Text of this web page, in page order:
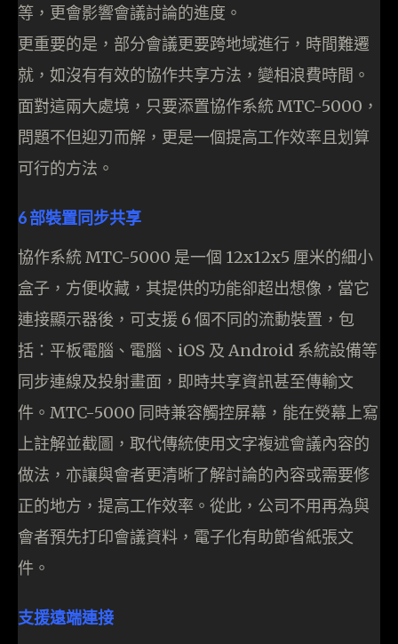
等，更會影響會議討論的進度。
更重要的是，部分會議更要跨地域進行，時間難遷
就，如沒有有效的協作共享方法，變相浪費時間。
面對這兩大處境，只要添置協作系統 MTC-5000，
問題不但迎刃而解，更是一個提高工作效率且划算
可行的方法。
6 部裝置同步共享
協作系統 MTC-5000 是一個 12x12x5 厘米的細小
盒子，方便收藏，其提供的功能卻超出想像，當它
連接顯示器後，可支援 6 個不同的流動裝置，包
括：平板電腦、電腦、iOS 及 Android 系統設備等
同步連線及投射畫面，即時共享資訊甚至傳輸文
件。MTC-5000 同時兼容觸控屏幕，能在熒幕上寫
上註解並截圖，取代傳統使用文字複述會議內容的
做法，亦讓與會者更清晰了解討論的內容或需要修
正的地方，提高工作效率。從此，公司不用再為與
會者預先打印會議資料，電子化有助節省紙張文
件。
支援遠端連接